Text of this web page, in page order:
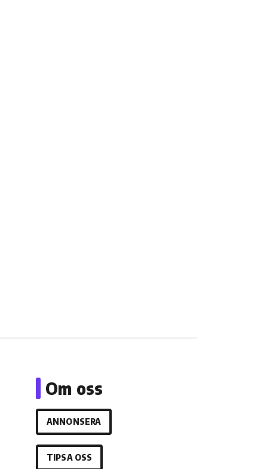
Om oss
ANNONSERA
TIPSA OSS